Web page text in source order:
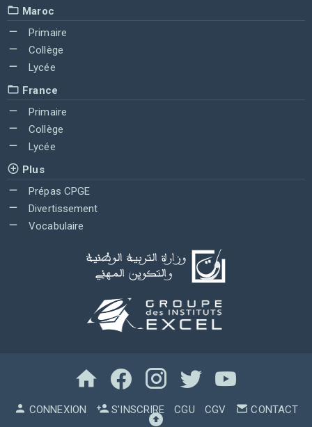
Maroc
Primaire
Collège
Lycée
France
Primaire
Collège
Lycée
Plus
Prépas CPGE
Divertissement
Vocabulaire
CONNEXION S'INSCRIRE CGU CGV CONTACT